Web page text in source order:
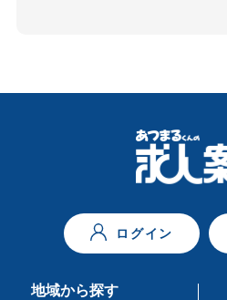
ログイン
地域から探す